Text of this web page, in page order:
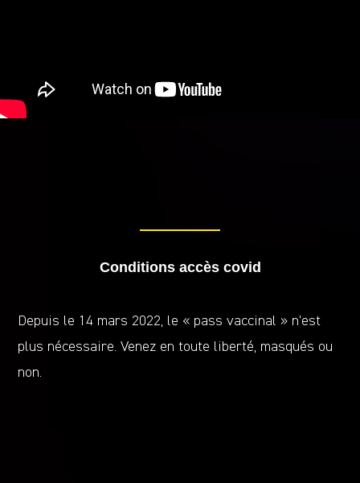
Conditions accès covid
Depuis le 14 mars 2022, le « pass vaccinal » n’est
plus nécessaire. Venez en toute liberté, masqués ou
non.